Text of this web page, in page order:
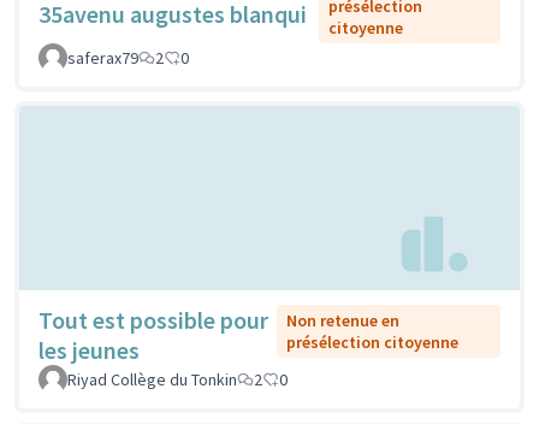
35avenu augustes blanqui
présélection
citoyenne
saferax79
2 0
Tout est possible pour
les jeunes
Non retenue en
présélection citoyenne
Riyad Collège du Tonkin
2 0